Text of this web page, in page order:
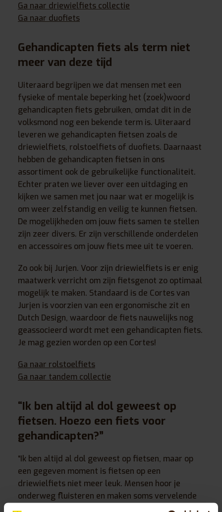
Ga naar driewielfiets collectie
Ga naar duofiets
Gehandicapten fiets als term niet
meer van deze tijd
Uiteraard begrijpen we dat mensen met een
fysieke of mentale beperking het (zoek)woord
gehandicapten fiets gebruiken, omdat dit in de
volksmond nog een bekende term is. Uiteraard
leveren we gehandicapten fietsen zoals de
driewielfiets, rolstoelfiets of duofiets. Daarnaast
hebben de gehandicapten fietsen in ons
assortiment ook de gebruikelijke functionaliteit.
Echter praten we liever over een uitdaging en
kijken we samen met jou naar wat er mogelijk is
om weer zelfstandig en veilig te kunnen fietsen.
De mogelijkheden om jouw fiets samen te stellen
zijn zeer divers. Er zijn verschillende onderdelen
en accessoires om jouw fiets mee uit te voeren.
Zo ook bij Jurjen. Voor zijn driewielfiets is er enig
maatwerk verricht om zijn fietsgenot zo optimaal
mogelijk te maken. Standaard is de Cortes van
Jurjen is voorzien van een ergonomische zit en
Dutch Design, waardoor de fiets nauwelijks nog
geassocieerd wordt met een gehandicapten fiets.
Je mag gezien worden op een Cortes!
Ga naar rolstoelfiets
Ga naar tandem collectie
“Ik ben altijd al dol geweest op
fietsen. Hoezo een fiets voor
gehandicapten?”
“Ik ben altijd al dol geweest op fietsen, maar op
een gegeven moment is fietsen op een
driewielfiets niet meer leuk. Mensen hoor je
onderweg fluisteren en maken soms vervelende
opmerkingen naar je. Ik wou graag weer fietsen